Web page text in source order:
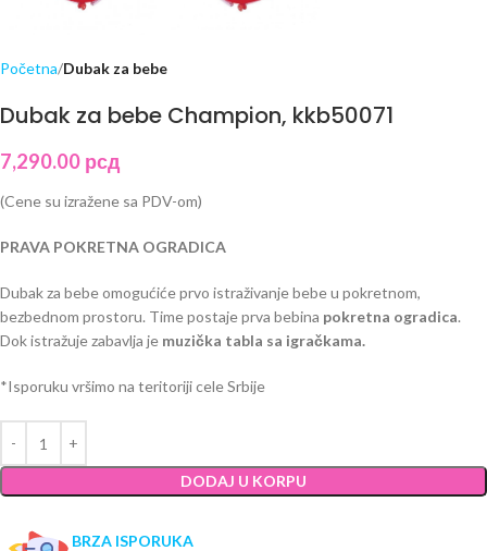
Početna Dubak za bebe
Dubak za bebe Champion, kkb50071
7,290.00 рсд
(Cene su izražene sa PDV-om)
PRAVA POKRETNA OGRADICA
Dubak za bebe omogućiće prvo istraživanje bebe u pokretnom,
bezbednom prostoru. Time postaje prva bebina pokretna ogradica.
Dok istražuje zabavlja je muzička tabla sa igračkama.
*Isporuku vršimo na teritoriji cele Srbije
DODAJ U KORPU
BRZA ISPORUKA